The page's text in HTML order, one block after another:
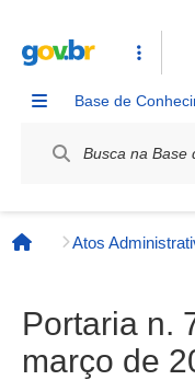
Base de
Página inicial
Atos
Portaria n.
março de